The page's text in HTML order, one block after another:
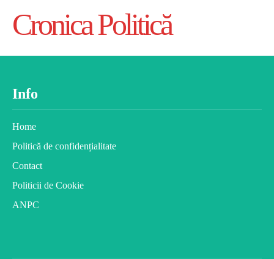
Cronica Politică
Info
Home
Politică de confidențialitate
Contact
Politicii de Cookie
ANPC